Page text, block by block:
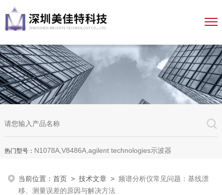
热门型号： N1078A,V8486A,agilent technologies示波器
当前位置：首页 >技术文章 >频谱分析仪常见问题：基线漂
移、测量误差的原因与解决方法